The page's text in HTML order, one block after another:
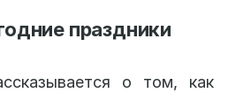
праздники
о том, как